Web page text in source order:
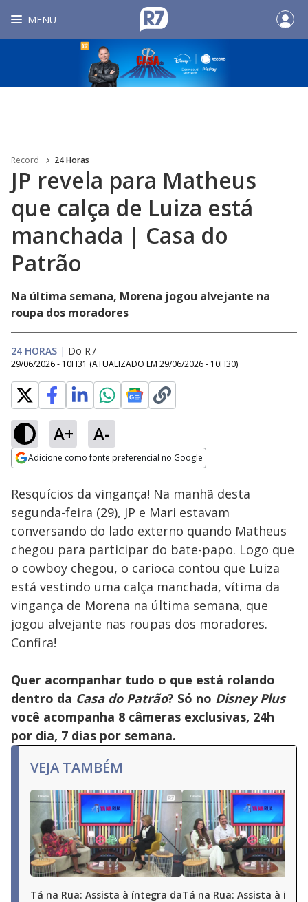
MENU
Record 24 Horas
JP revela para Matheus
que calça de Luiza está
manchada | Casa do
Patrão
Na última semana, Morena jogou alvejante na
roupa dos moradores
24 HORAS | Do R7
29/06/2026 - 10H31 (ATUALIZADO EM 29/06/2026 - 10H30)
A+ A-
Adicione como fonte preferencial no Google
Ativar
92.57%
Resquícios da vingança! Na manhã desta
segunda-feira (29), JP e Mari estavam
conversando do lado externo quando Matheus
chegou para participar do bate-papo. Logo que
o cowboy chegou, o carioca contou que Luiza
está vestindo uma calça manchada, vítima da
vingança de Morena na última semana, que
jogou alvejante nas roupas dos moradores.
Confira!
Quer acompanhar tudo o que está rolando
dentro da Casa do Patrão? Só no Disney Plus
você acompanha 8 câmeras exclusivas, 24h
por dia, 7 dias por semana.
VEJA TAMBÉM
Tá na Rua: Assista à íntegra daTá na Rua: Assista à